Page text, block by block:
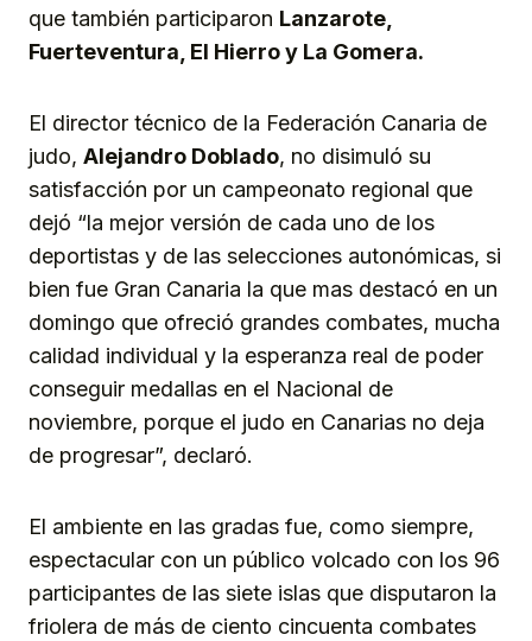
que también participaron Lanzarote,
Fuerteventura, El Hierro y La Gomera.
El director técnico de la Federación Canaria de
judo, Alejandro Doblado, no disimuló su
satisfacción por un campeonato regional que
dejó “la mejor versión de cada uno de los
deportistas y de las selecciones autonómicas, si
bien fue Gran Canaria la que mas destacó en un
domingo que ofreció grandes combates, mucha
calidad individual y la esperanza real de poder
conseguir medallas en el Nacional de
noviembre, porque el judo en Canarias no deja
de progresar”, declaró.
El ambiente en las gradas fue, como siempre,
espectacular con un público volcado con los 96
participantes de las siete islas que disputaron la
friolera de más de ciento cincuenta combates